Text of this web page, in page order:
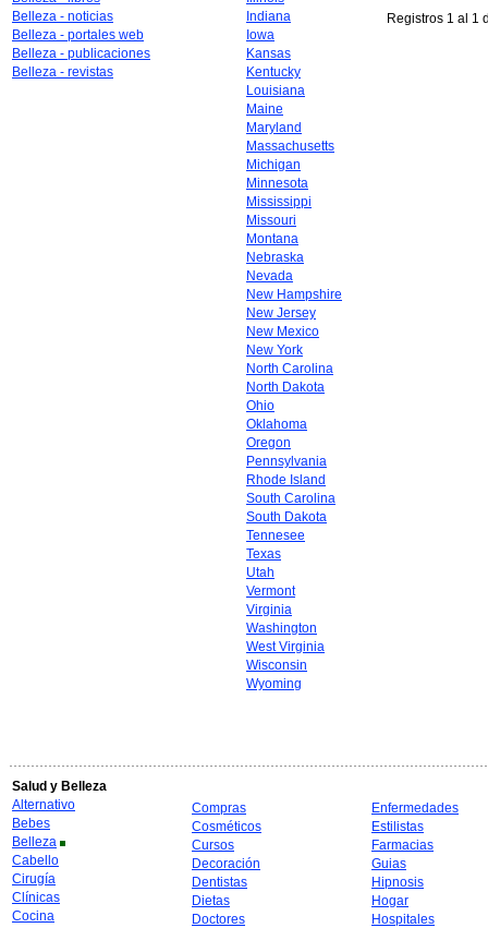
Belleza - noticias
Belleza - portales web
Belleza - publicaciones
Belleza - revistas
Indiana
Iowa
Kansas
Kentucky
Louisiana
Maine
Maryland
Massachusetts
Michigan
Minnesota
Mississippi
Missouri
Montana
Nebraska
Nevada
New Hampshire
New Jersey
New Mexico
New York
North Carolina
North Dakota
Ohio
Oklahoma
Oregon
Pennsylvania
Rhode Island
South Carolina
South Dakota
Tennesee
Texas
Utah
Vermont
Virginia
Washington
West Virginia
Wisconsin
Wyoming
Registros 1 al 1
Salud y Belleza
Alternativo
Bebes
Belleza
Cabello
Cirugía
Clínicas
Cocina
Compras
Cosméticos
Cursos
Decoración
Dentistas
Dietas
Doctores
Enfermedades
Estilistas
Farmacias
Guias
Hipnosis
Hogar
Hospitales